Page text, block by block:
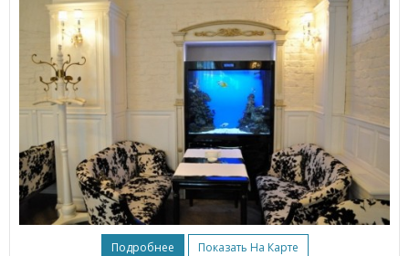
Подробнее Показать На Карте